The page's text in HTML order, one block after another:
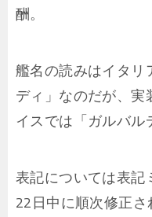
酬。
艦名の読みはイタ
ディ」なのだが、
イスでは「ガルバル
表記については表
22日中に順次修正さ